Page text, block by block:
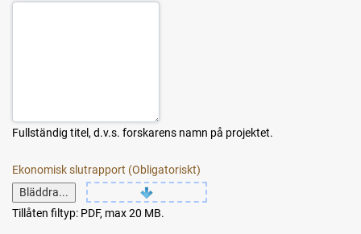
Fullständig titel, d.v.s. forskarens namn på projektet.
Ekonomisk slutrapport
Bläddra...
Tillåten filtyp: PDF, max 20 MB.